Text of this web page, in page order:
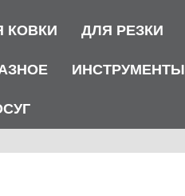
КОВКИ ДЛЯ РЕЗКИ
ИНСТРУМЕНТЫ